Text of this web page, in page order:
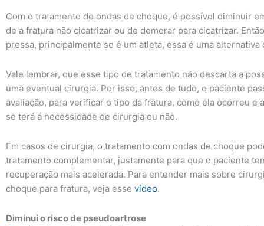
Com o tratamento de ondas de choque, é possível diminuir
de a fratura não cicatrizar ou de demorar para cicatrizar.
pressa, principalmente se é um atleta, essa é uma alternativa
Vale lembrar, que esse tipo de tratamento não descarta a
uma eventual cirurgia. Por isso, antes de tudo, o paciente
avaliação, para verificar o tipo da fratura, como ela ocorreu e
se terá a necessidade de cirurgia ou não.
Em casos de cirurgia, o tratamento com ondas de choque
tratamento complementar, justamente para que o paciente
recuperação mais acelerada. Para entender mais sobre
choque para fratura, veja esse vídeo.
Diminui o risco de pseudoartrose